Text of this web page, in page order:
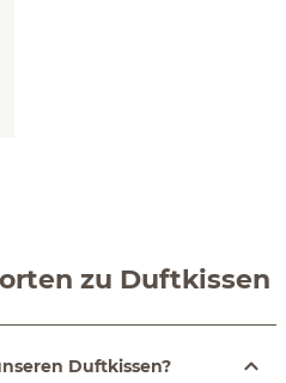
zu Duftkissen
Duftkissen?